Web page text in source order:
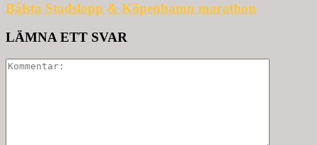
Bålsta Stadslopp & Köpenhamn marathon
LÄMNA ETT SVAR